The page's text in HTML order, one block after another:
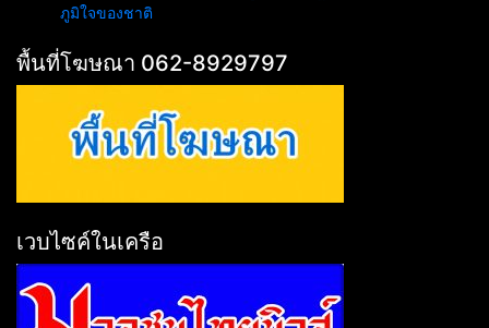
ภูมิใจของชาติ
พื้นที่โฆษณา 062-8929797
เวบไซค์ในเครือ